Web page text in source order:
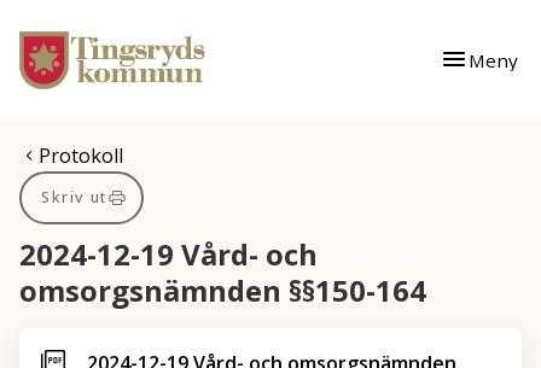
Gå till innehåll
Gå till huvudmeny
Meny
Du är här:
Protokoll
Skriv ut
2024-12-19 Vård- och
omsorgsnämnden §§150-164